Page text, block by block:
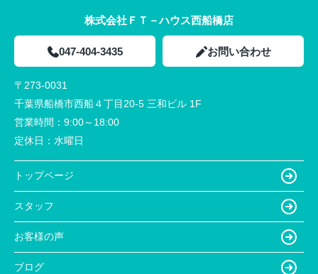
株式会社ＦＴ－ハウス西船橋店
047-404-3435 お問い合わせ
〒273-0031
千葉県船橋市西船４丁目20-5 三和ビル 1F
営業時間： 9:00～18:00
定休日： 水曜日
トップページ
スタッフ
お客様の声
ブログ